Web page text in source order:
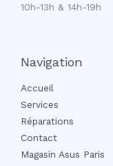
10h-13h & 14h-19h
Navigation
Accueil
Services
Réparations
Contact
Magasin Asus Paris